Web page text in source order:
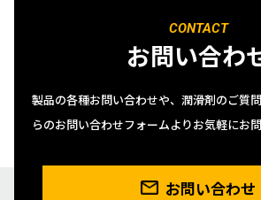
CONTACT
お問い合わ
製品の各種お問い合わせや、潤滑剤のご質
らのお問い合わせフォームよりお気軽にお
お問い合わせ